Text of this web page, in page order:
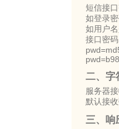
短信接
如登录
如用户
接口密
二、字
服务器
默认接
三、响